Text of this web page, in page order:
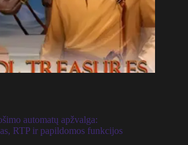
automatų apžvalga:
RTP ir papildomos funkcijos